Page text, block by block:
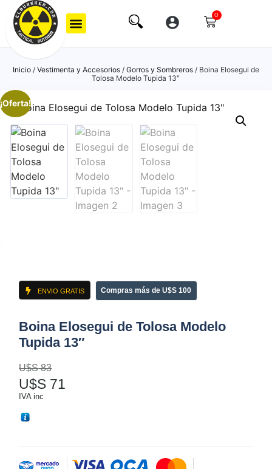
0
Inicio/ Vestimenta y Accesorios/ Gorros y Sombreros/ Boina Elosegui de
Tolosa Modelo Tupida 13″
¡Oferta!
ENVIO GRATIS Compras más de U$S 100
Boina Elosegui de Tolosa Modelo
Tupida 13″
U$S83
U$S 71
IVA inc